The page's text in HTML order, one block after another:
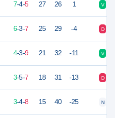
7-4-5 27 26 1 V
6-3-7 25 29 -4 D
4-3-9 21 32 -11 V
3-5-7 18 31 -13 D
3-4-8 15 40 -25 N